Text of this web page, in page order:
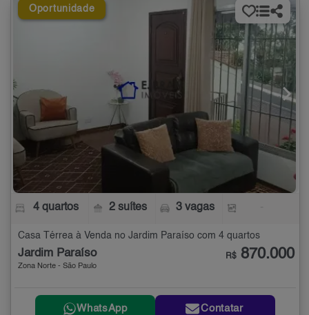
Oportunidade
4 quartos 2 suítes 3 vagas
Casa Térrea à Venda no Jardim Paraíso com 4 quartos
Jardim Paraíso
Zona Norte - São Paulo
R$ 870.000
WhatsApp Contatar